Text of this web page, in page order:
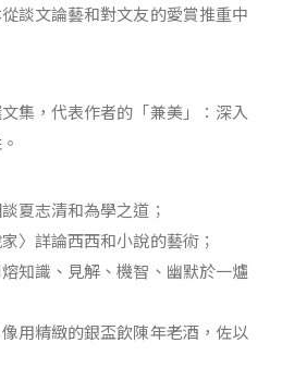
談文論藝和對文友的愛賞推重中
集，代表作者的「兼美」：深入
夏志清和為學之道；
〉詳論西西和小說的藝術；
知識、見解、機智、幽默於一爐
用精緻的銀盃飲陳年老酒，佐以